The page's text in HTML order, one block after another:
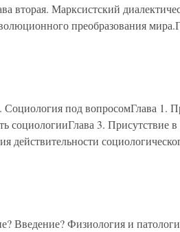
вторая. Марксистский
преобразования
под вопросомГлава 1.
социологииГлава 3. Присутствие
действительности
Физиология и